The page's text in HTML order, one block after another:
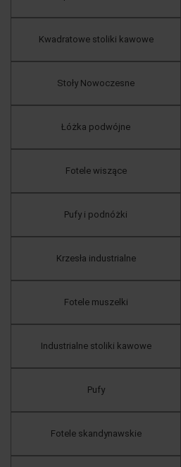
Kwadratowe stoliki kawowe
Stoły Nowoczesne
Łóżka podwójne
Fotele wiszące
Pufy i podnóżki
Krzesła industrialne
Fotele muszelki
Industrialne stoliki kawowe
Pufy
Fotele skandynawskie